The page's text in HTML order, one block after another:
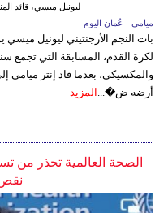
ليونيل ميسي، قائد
ميامي - عُمان اليوم
بات النجم الأرجنتيني ليونيل
لكرة القدم، المسابقة التي تجمع
أرضه ض�...
المزيد
الصحة العالمية تحذر من
نقص